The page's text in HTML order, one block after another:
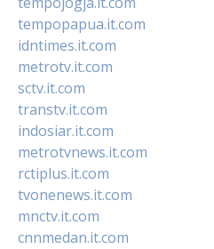
tempopapua.it.com
idntimes.it.com
metrotv.it.com
sctv.it.com
transtv.it.com
indosiar.it.com
metrotvnews.it.com
rctiplus.it.com
tvonenews.it.com
mnctv.it.com
cnnmedan.it.com